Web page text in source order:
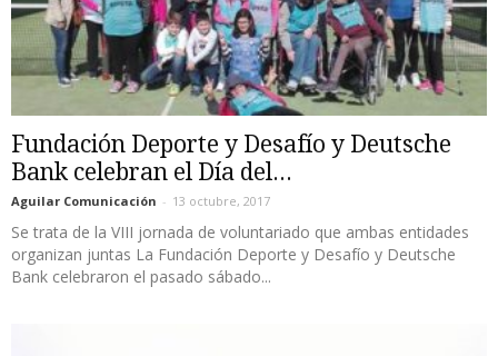
Fundación Deporte y Desafío y Deutsche
Bank celebran el Día del...
Aguilar Comunicación - 13 octubre, 2017
Se trata de la VIII jornada de voluntariado que ambas entidades
organizan juntas La Fundación Deporte y Desafío y Deutsche
Bank celebraron el pasado sábado...